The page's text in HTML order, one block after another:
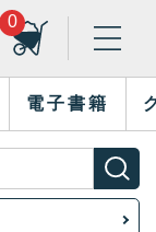
0
電子書籍